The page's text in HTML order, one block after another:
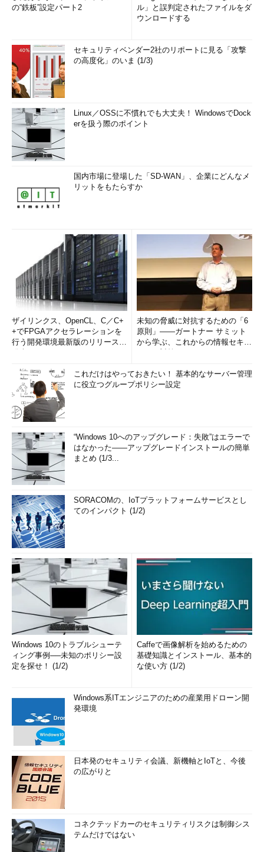
の“鉄板”設定パート2
ル」と誤判定されたファイルをダ
ウンロードする
セキュリティベンダー2社のリポートに見る「攻撃
の高度化」のいま (1/3)
Linux／OSSに不慣れでも大丈夫！ WindowsでDock
erを扱う際のポイント
国内市場に登場した「SD-WAN」、企業にどんなメ
リットをもたらすか
ザイリンクス、OpenCL、C／C+
+でFPGAアクセラレーションを
行う開発環境最新版のリリースを
未知の脅威に対抗するための「6
原則」――ガートナー サミット
から学ぶ、これからの情報セキュ
これだけはやっておきたい！ 基本的なサーバー管理
に役立つグループポリシー設定
“Windows 10へのアップグレード：失敗”はエラーで
はなかった――アップグレードインストールの簡単
まとめ (1/3...
SORACOMの、IoTプラットフォームサービスとし
てのインパクト (1/2)
Windows 10のトラブルシューテ
ィング事例──未知のポリシー設
定を探せ！ (1/2)
Caffeで画像解析を始めるための
基礎知識とインストール、基本的
な使い方 (1/2)
Windows系ITエンジニアのための産業用ドローン開
発環境
日本発のセキュリティ会議、新機軸とIoTと、今後
の広がりと
コネクテッドカーのセキュリティリスクは制御シス
テムだけではない